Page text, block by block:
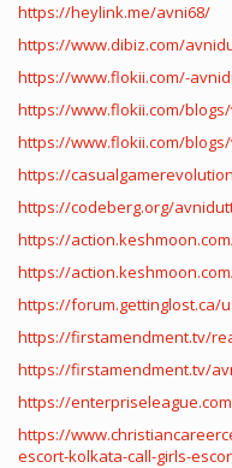
https://heylink.me/avni68/
https://www.dibiz.com/
https://www.flokii.com/-
https://www.flokii.com/
https://www.flokii.com/blogs/
https://
https://codeberg.org/
https://
https://
https://forum.gettinglost.ca/
https://firstamendment.tv/
https://firstamendment.tv/
https://
https://
escort-kolkata-call-girls-